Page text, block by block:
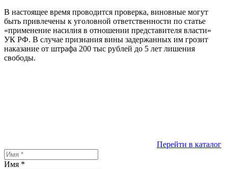
В настоящее время проводится проверка, виновные могут
быть привлечены к уголовной ответственности по статье
«применение насилия в отношении представителя власти»
УК РФ. В случае признания вины задержанных им грозит
наказание от штрафа 200 тыс рублей до 5 лет лишения
свободы.
Перейти в каталог
Имя *